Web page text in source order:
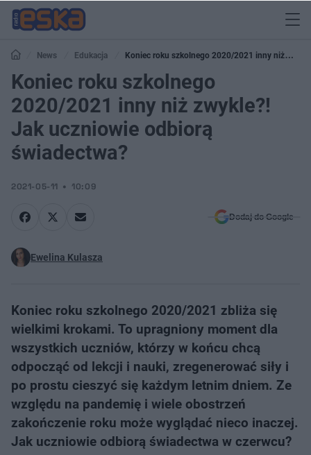
News Edukacja
Koniec roku szkolnego 2020/2021 inny niż
zwykle?! Jak uczniowie odbiorą świadectwa?
Koniec roku szkolnego
2020/2021 inny niż zwykle?!
Jak uczniowie odbiorą
świadectwa?
2021-05-11 10:09
Dodaj do Google
Ewelina Kulasza
Koniec roku szkolnego 2020/2021 zbliża się
wielkimi krokami. To upragniony moment dla
wszystkich uczniów, którzy w końcu chcą
odpocząć od lekcji i nauki, zregenerować siły i
po prostu cieszyć się każdym letnim dniem. Ze
względu na pandemię i wiele obostrzeń
zakończenie roku może wyglądać nieco inaczej.
Jak uczniowie odbiorą świadectwa w czerwcu?